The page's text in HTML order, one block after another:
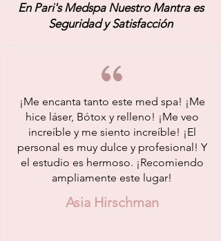
En Pari's Medspa Nuestro Mantra es
Seguridad y Satisfacción
¡Me encanta tanto este med spa! ¡Me
hice láser, Bótox y relleno! ¡Me veo
increíble y me siento increíble! ¡El
personal es muy dulce y profesional! Y
el estudio es hermoso. ¡Recomiendo
ampliamente este lugar!
Asia Hirschman